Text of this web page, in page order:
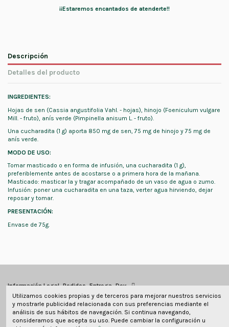
¡¡Estaremos encantados de atenderte!!
Descripción
Detalles del producto
INGREDIENTES:
Hojas de sen (Cassia angustifolia Vahl. - hojas), hinojo (Foeniculum vulgare
Mill. - fruto), anís verde (Pimpinella anisum L. - fruto).
Una cucharadita (1 g) aporta 850 mg de sen, 75 mg de hinojo y 75 mg de
anís verde.
MODO DE USO:
Tomar masticado o en forma de infusión, una cucharadita (1 g),
preferiblemente antes de acostarse o a primera hora de la mañana.
Masticado: masticar la y tragar acompañado de un vaso de agua o zumo.
Infusión: poner una cucharadita en una taza, verter agua hirviendo, dejar
reposar y tomar.
PRESENTACIÓN:
Envase de 75g.
Información Legal, Pedidos, Entrega, Dev
Información de contacto
Utilizamos cookies propias y de terceros para mejorar nuestros servicios
y mostrarle publicidad relacionada con sus preferencias mediante el
análisis de sus hábitos de navegación. Si continua navegando,
consideramos que acepta su uso. Puede cambiar la configuración u